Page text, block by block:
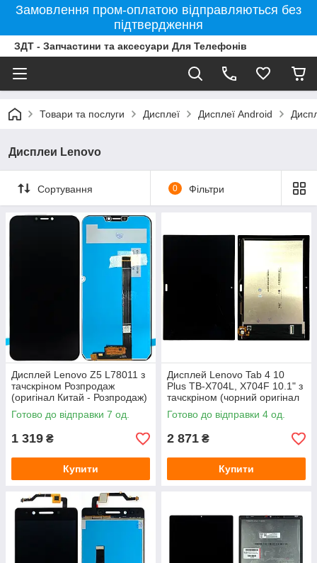
Замовлення пром-оплатою відправляються без
підтвердження
ЗДТ - Запчастини та аксесуари Для Телефонів
Товари та послуги Дисплеї Дисплеї Android
Дисплеи Lenovo
Сортування 0 Фільтри
Дисплей Lenovo Z5 L78011 з
тачскріном Розпродаж
(оригінал Китай - Розпродаж)
Готово до відправки 7 од.
1 319 ₴
Купити
Дисплей Lenovo Tab 4 10
Plus TB-X704L, X704F 10.1" з
тачскріном (чорний оригінал
Китай)
Готово до відправки 4 од.
2 871 ₴
Купити